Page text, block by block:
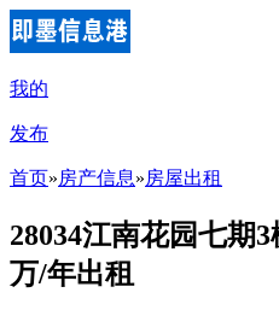
我的
发布
首页»房产信息»房屋出租
28034江南花园七期
万/年出租